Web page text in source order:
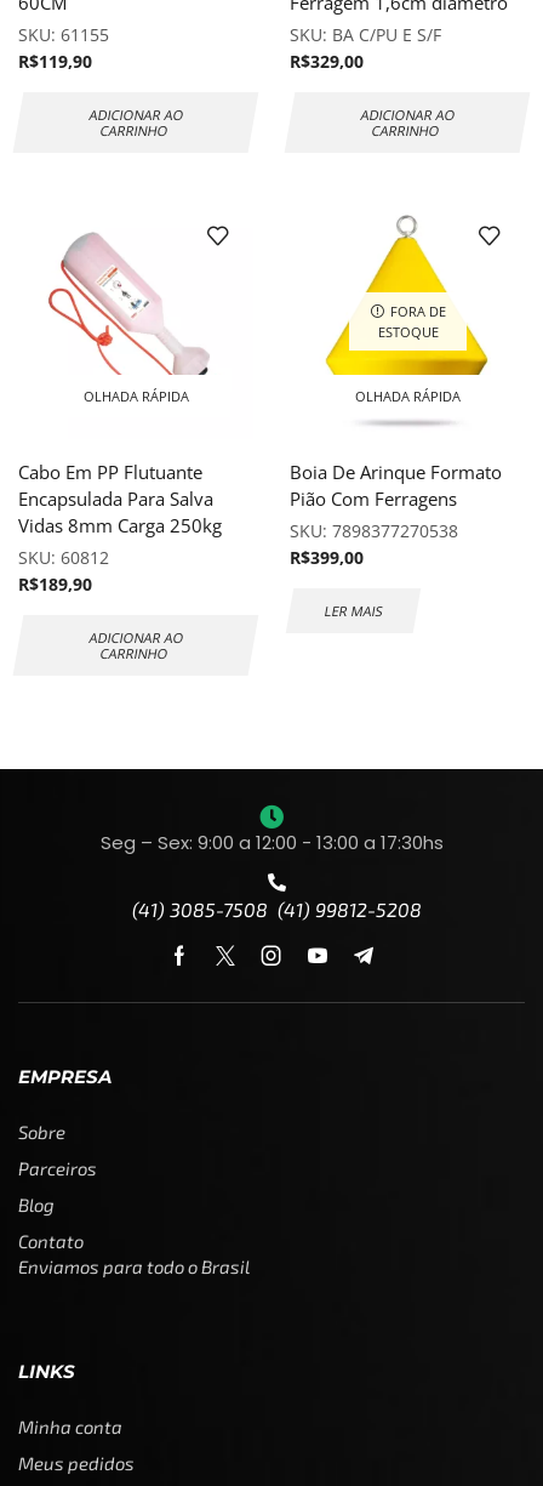
SKU: 61155
R$119,90
ADICIONAR AO
CARRINHO
SKU: BA C/PU E S/F
R$329,00
ADICIONAR AO
CARRINHO
OLHADA RÁPIDA
Cabo Em PP Flutuante
Encapsulada Para Salva
Vidas 8mm Carga 250kg
SKU: 60812
R$189,90
ADICIONAR AO
CARRINHO
FORA DE
ESTOQUE
OLHADA RÁPIDA
Boia De Arinque Formato
Pião Com Ferragens
SKU: 7898377270538
R$399,00
LER MAIS
Seg – Sex: 9:00 a 12:00 - 13:00 a 17:30hs
(41) 3085-7508 (41) 99812-5208
EMPRESA
Sobre
Parceiros
Blog
Contato
Enviamos para todo o Brasil
LINKS
Minha conta
Meus pedidos